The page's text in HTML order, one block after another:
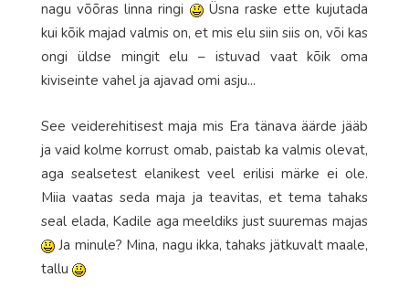
nagu võõras linna ringi
Üsna raske ette kujutada
kui kõik majad valmis on, et mis elu siin siis on, või kas
ongi üldse mingit elu – istuvad vaat kõik oma
kiviseinte vahel ja ajavad omi asju...
See veiderehitisest maja mis Era tänava äärde jääb
ja vaid kolme korrust omab, paistab ka valmis olevat,
aga sealsetest elanikest veel erilisi märke ei ole.
Miia vaatas seda maja ja teavitas, et tema tahaks
seal elada, Kadile aga meeldiks just suuremas majas
Ja minule? Mina, nagu ikka, tahaks jätkuvalt maale,
tallu